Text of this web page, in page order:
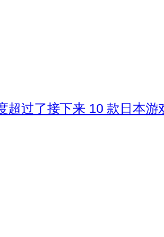
超过了接下来 10 款日本游